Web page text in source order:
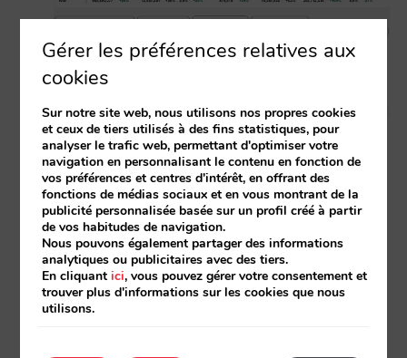
Gestion
Gérer les préférences relatives aux
cookies
Sur notre site web, nous utilisons nos propres cookies
et ceux de tiers utilisés à des fins statistiques, pour
analyser le trafic web, permettant d'optimiser votre
navigation en personnalisant le contenu en fonction de
vos préférences et centres d'intérêt, en offrant des
fonctions de médias sociaux et en vous montrant de la
publicité personnalisée basée sur un profil créé à partir
de vos habitudes de navigation.
Nous pouvons également partager des informations
analytiques ou publicitaires avec des tiers.
En cliquantici, vous pouvez gérer votre consentement et
trouver plus d'informations sur les cookies que nous
utilisons.